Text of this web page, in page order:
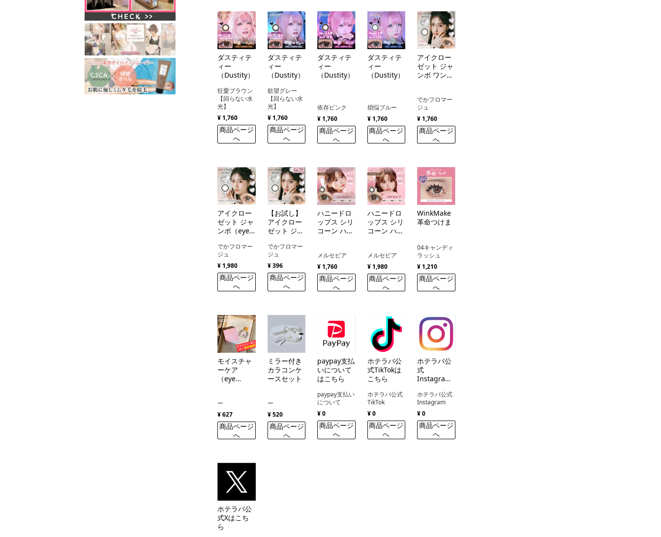
ダスティテ
ィー
（Dustity）
狂愛ブラウン
【回らない水
光】
¥ 1,760
商品ページ
へ
ダスティテ
ィー
（Dustity）
欲望グレー
【回らない水
光】
¥ 1,760
商品ページ
へ
ダスティテ
ィー
（Dustity）
依存ピンク
¥ 1,760
商品ページ
へ
ダスティテ
ィー
（Dustity）
煩悩ブルー
¥ 1,760
商品ページ
へ
アイクロー
ゼット ジャ
ンボ ワンデ
jumbo
1day）
でかフロマー
ジュ
¥ 1,760
商品ページ
へ
アイクロー
ゼット ジャ
ンボ（eye
jumbo）
でかフロマー
ジュ
¥ 1,980
商品ページ
へ
【お試し】
アイクロー
ゼット ジャ
closet
jumbo）
でかフロマー
ジュ
¥ 396
商品ページ
へ
ハニードロ
ップス シリ
コーン ハイ
（HONEY
DROPS
silicone
hydrogel）
メルセピア
¥ 1,760
商品ページ
へ
ハニードロ
ップス シリ
コーン ハイ
（HONEY
DROPS
silicone
hydrogel）
メルセピア
¥ 1,980
商品ページ
へ
WinkMake
革命つけま
04キャンディ
ラッシュ
¥ 1,210
商品ページ
へ
モイスチャ
ーケア
（eye
Care ）
ー
¥ 627
商品ページ
へ
ミラー付き
カラコンケ
ースセット
ー
¥ 520
商品ページ
へ
paypay支払
いについて
はこちら
paypay支払い
について
¥ 0
商品ページ
へ
ホテラバ公
式TikTokは
こちら
ホテラバ公式
TikTok
¥ 0
商品ページ
へ
ホテラバ公
式
Instagram
ホテラバ公式
Instagram
¥ 0
商品ページ
へ
ホテラバ公
式Xはこち
ら